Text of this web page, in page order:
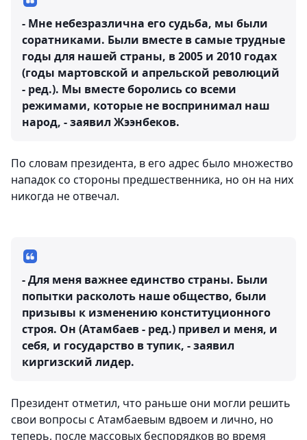
- Мне небезразлична его судьба, мы были
соратниками. Были вместе в самые трудные
годы для нашей страны, в 2005 и 2010 годах
(годы мартовской и апрельской революций
- ред.). Мы вместе боролись со всеми
режимами, которые не воспринимал наш
народ, - заявил Жээнбеков.
По словам президента, в его адрес было множество
нападок со стороны предшественника, но он на них
никогда не отвечал.
- Для меня важнее единство страны. Были
попытки расколоть наше общество, были
призывы к изменению конституционного
строя. Он (Атамбаев - ред.) привел и меня, и
себя, и государство в тупик, - заявил
киргизский лидер.
Президент отметил, что раньше они могли решить
свои вопросы с Атамбаевым вдвоем и лично, но
теперь, после массовых беспорядков во время